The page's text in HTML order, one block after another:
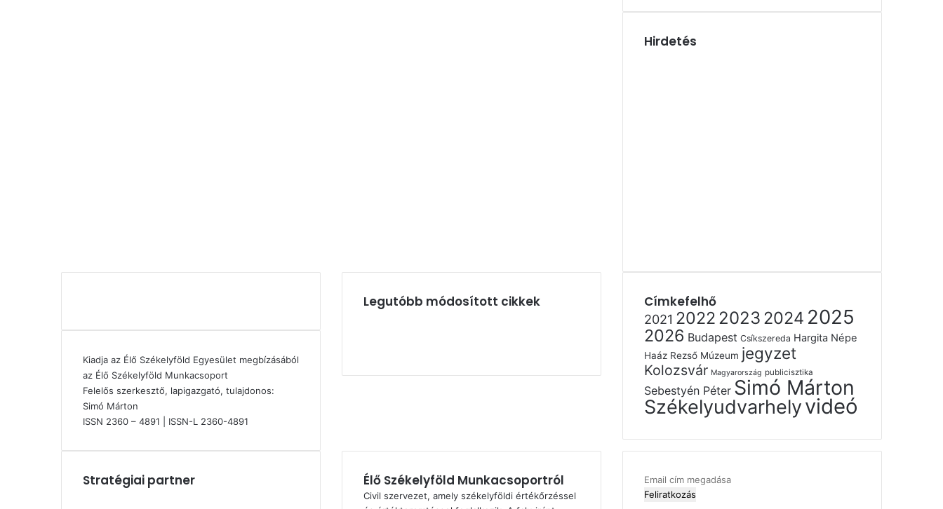
Hirdetés
Kiadja az Élő Székelyföld Egyesület megbízásából
az Élő Székelyföld Munkacsoport
Felelős szerkesztő, lapigazgató, tulajdonos:
Simó Márton
ISSN 2360 – 4891 | ISSN-L 2360-4891
Legutóbb módosított cikkek Címkefelhő
2021 2022 2023 2024 2025
2026 Budapest Csíkszereda Hargita Népe
Haáz Rezső Múzeum jegyzet
Kolozsvár Magyarország publicisztika
Sebestyén Péter Simó Márton
Székelyudvarhelyvideó
Stratégiai partner Élő Székelyföld Munkacsoportról
Civil szervezet, amely székelyföldi értékőrzéssel
Email
cím